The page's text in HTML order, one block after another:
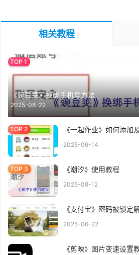
相关教程
《豌豆荚》换绑手机号方法
2025-08-22
《一起作业》如何添加
2025-06-14
《潮汐》使用教程
2025-08-12
《支付宝》密码被锁定
2025-06-22
《剪映》图片变速设置